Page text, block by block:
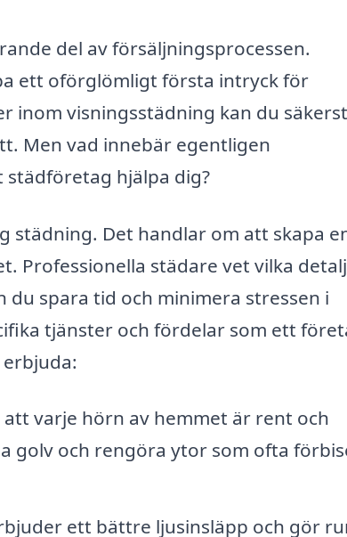
del av försäljningsprocessen.
ett oförglömligt första intryck för
inom visningsstädning kan du
Men vad innebär egentligen
hjälpa dig?
städning. Det handlar om att skapa
Professionella städare vet vilka
spara tid och minimera stressen i
tjänster och fördelar som ett
varje hörn av hemmet är rent och
golv och rengöra ytor som ofta
ett bättre ljusinsläpp och gör